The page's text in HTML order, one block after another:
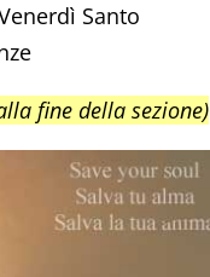
Santo
fine della sezione)